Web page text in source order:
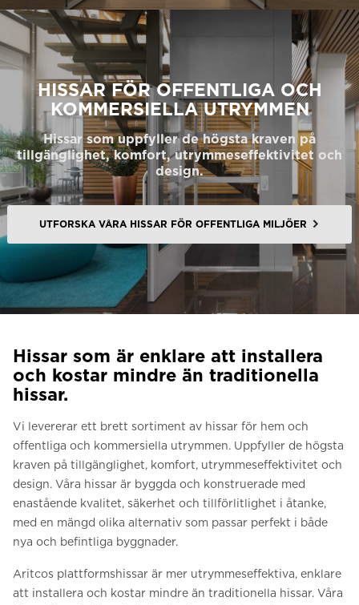
Beställ ett Digitalt HomeKit
Be om ett offertförslag
Kontakta oss
Anmälan till nyhetsbrev
FAQ
SV
HISSAR FÖR OFFENTLIGA OCH
KOMMERSIELLA UTRYMMEN
Hissar som uppfyller de högsta kraven på
tillgänglighet, komfort, utrymmeseffektivitet och
design.
UTFORSKA VÅRA HISSAR FÖR OFFENTLIGA MILJÖER
Hissar som är enklare att installera
och kostar mindre än traditionella
hissar.
Vi levererar ett brett sortiment av hissar för hem och
offentliga och kommersiella utrymmen. Uppfyller de högsta
kraven på tillgänglighet, komfort, utrymmeseffektivitet och
design. Våra hissar är byggda och konstruerade med
enastående kvalitet, säkerhet och tillförlitlighet i åtanke,
med en mängd olika alternativ som passar perfekt i både
nya och befintliga byggnader.
Aritcos plattformshissar är mer utrymmeseffektiva, enklare
att installera och kostar mindre än traditionella hissar. Våra